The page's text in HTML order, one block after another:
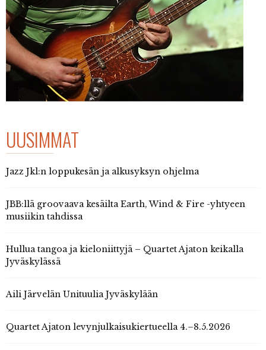
UUSIMMAT
Jazz Jkl:n loppukesän ja alkusyksyn ohjelma
JBB:llä groovaava kesäilta Earth, Wind & Fire -yhtyeen
musiikin tahdissa
Hullua tangoa ja kieloniittyjä – Quartet Ajaton keikalla
Jyväskylässä
Aili Järvelän Unituulia Jyväskylään
Quartet Ajaton levynjulkaisukiertueella 4.–8.5.2026